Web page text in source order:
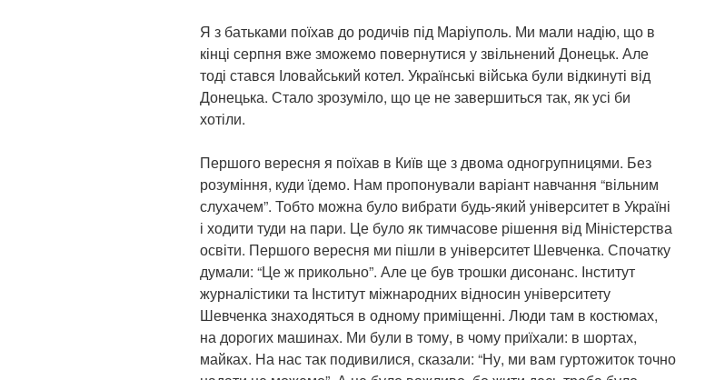
Я з батьками поїхав до родичів під Маріуполь. Ми мали надію, що в
кінці серпня вже зможемо повернутися у звільнений Донецьк. Але
тоді стався Іловайський котел. Українські війська були відкинуті від
Донецька. Стало зрозуміло, що це не завершиться так, як усі би
хотіли.
Першого вересня я поїхав в Київ ще з двома одногрупницями. Без
розуміння, куди їдемо. Нам пропонували варіант навчання “вільним
слухачем”. Тобто можна було вибрати будь-який університет в Україні
і ходити туди на пари. Це було як тимчасове рішення від Міністерства
освіти. Першого вересня ми пішли в університет Шевченка. Спочатку
думали: “Це ж прикольно”. Але це був трошки дисонанс. Інститут
журналістики та Інститут міжнародних відносин університету
Шевченка знаходяться в одному приміщенні. Люди там в костюмах,
на дорогих машинах. Ми були в тому, в чому приїхали: в шортах,
майках. На нас так подивилися, сказали: “Ну, ми вам гуртожиток точно